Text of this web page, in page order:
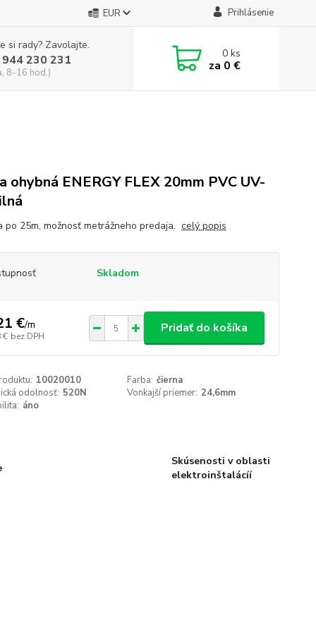
EUR Prihlásenie
si rady? Zavolajte.
230 231
8-16 hod.)
0ks
za 0 €
ohybná ENERGY FLEX 20mm PVC UV-
po 25m, možnosť metrážneho predaja. celý popis
Skladom
€/m
€ bez DPH
Pridať do košíka
10020010 Farba: čierna
odolnosť: 520N Vonkajší priemer: 24,6mm
áno
Skúsenosti v oblasti
elektroinštalácíí